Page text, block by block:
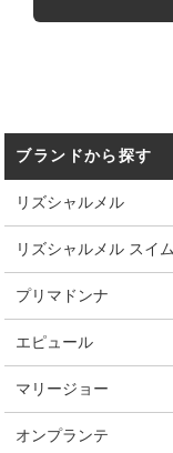
ブランドから探す
リズシャルメル
リズシャルメル スイ
プリマドンナ
エピュール
マリージョー
オンプランテ